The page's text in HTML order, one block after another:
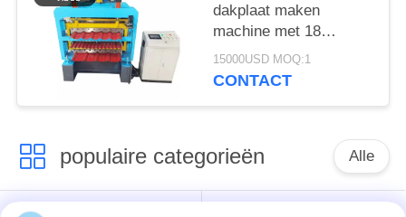
dakplaat maken
machine met 18
stations
15000USD MOQ:1
CONTACT
populaire categorieën Alle